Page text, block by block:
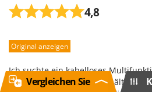
4,8
Leistung
Qualität / Preis
Original anzeigen
Ich suchte ein kabelloses
guten Preis-Leistungs-Verhältnis,
Vergleichen Sie